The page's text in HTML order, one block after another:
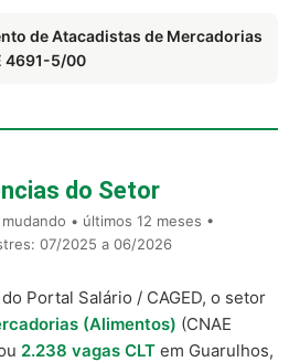
de Atacadistas de Mercadorias
4691-5/00
do Setor
• últimos 12 meses •
07/2025 a 06/2026
Portal Salário / CAGED, o setor
(Alimentos) (CNAE
2.238 vagas CLT em Guarulhos,